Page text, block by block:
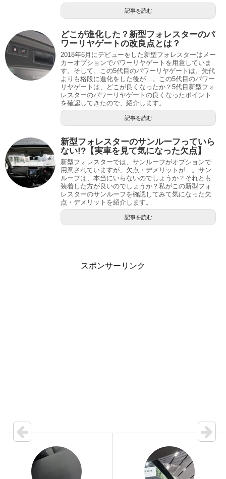
記事を読む
どこが進化した？新型フォレスターのパ
ワーリヤゲートの改良点とは？
2018年6月にデビューをした新型フォレスターはメー
カーオプションでパワーリヤゲートを用意していま
す。そして、この5代目のパワーリヤゲートは、先代
よりも格段に進化をした後が…。この5代目のパワー
リヤゲートは、どこが良くなったか？5代目新型フォ
レスターのパワーリヤゲートの良くなったポイント
を確認してきたので、紹介します。
記事を読む
新型フォレスターのサンルーフっていら
ない!?【実車を見て気になった欠点】
新型フォレスターでは、サンルーフがオプションで
用意されていますが、欠点・デメリットが…。サン
ルーフは、本当にいらないのでしょうか？それとも
装着した方が良いのでしょうか？私がこの新型フォ
レスターのサンルーフを確認してみて気になった欠
点・デメリットを紹介します。
記事を読む
スポンサーリンク